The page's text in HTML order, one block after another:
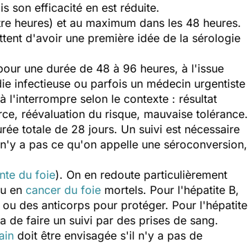
son efficacité en est réduite.
heures) et au maximum dans les 48 heures.
d'avoir une première idée de la sérologie
une durée de 48 à 96 heures, à l'issue
infectieuse ou parfois un médecin urgentiste
l'interrompre selon le contexte : résultat
réévaluation du risque, mauvaise tolérance.
totale de 28 jours. Un suivi est nécessaire
a pas ce qu'on appelle une séroconversion,
du foie). On en redoute particulièrement
en cancer du foie mortels. Pour l'hépatite B,
des anticorps pour protéger. Pour l'hépatite
de faire un suivi par des prises de sang.
doit être envisagée s'il n'y a pas de